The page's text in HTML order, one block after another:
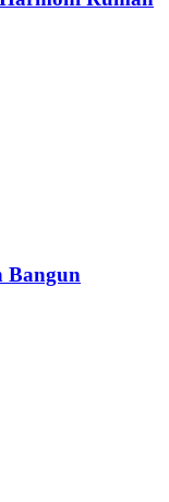
Bangun